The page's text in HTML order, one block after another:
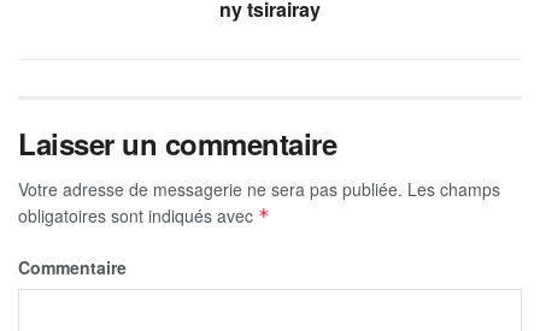
ny tsirairay
Laisser un commentaire
Votre adresse de messagerie ne sera pas publiée. Les champs
obligatoires sont indiqués avec *
Commentaire